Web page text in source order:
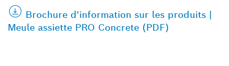
Brochure d'information sur les produits |
Meule assiette PRO Concrete (PDF)